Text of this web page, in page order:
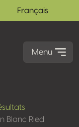
Français
Menu
Blanc Ried